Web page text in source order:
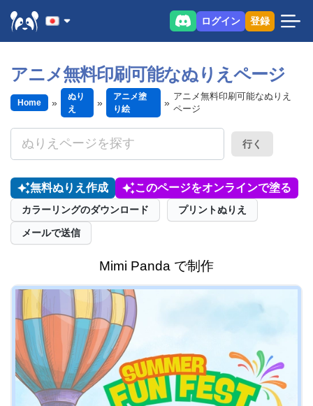
ログイン 登録
アニメ無料印刷可能なぬりえページ
Home
ぬり
え
アニメ塗
り絵
アニメ無料印刷可能なぬりえ
ページ
行く
無料ぬりえ作成 このページをオンラインで塗る
カラーリングのダウンロード プリントぬりえ
メールで送信
Mimi Panda で制作